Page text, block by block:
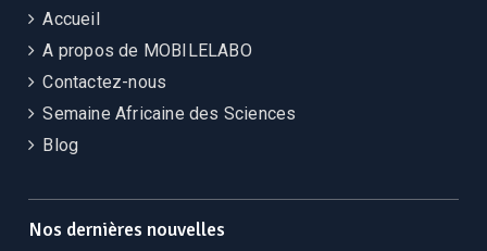
Accueil
A propos de MOBILELABO
Contactez-nous
Semaine Africaine des Sciences
Blog
Nos dernières nouvelles